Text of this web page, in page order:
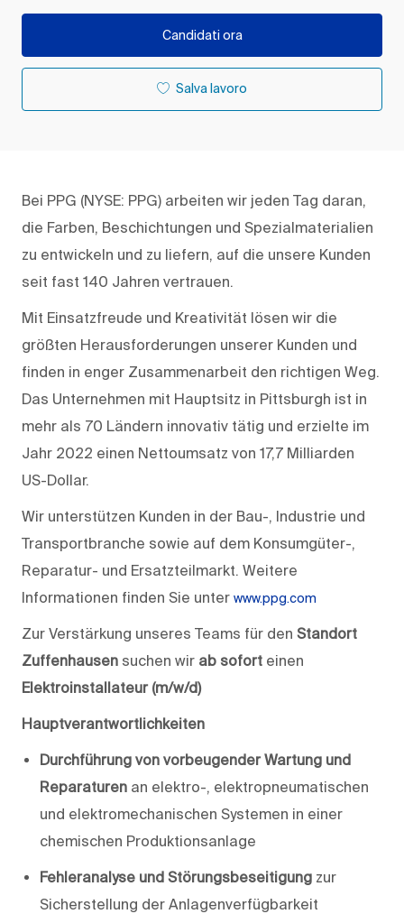
Candidati ora
Salva lavoro
Bei PPG (NYSE: PPG) arbeiten wir jeden Tag daran,
die Farben, Beschichtungen und Spezialmaterialien
zu entwickeln und zu liefern, auf die unsere Kunden
seit fast 140 Jahren vertrauen.
Mit Einsatzfreude und Kreativität lösen wir die
größten Herausforderungen unserer Kunden und
finden in enger Zusammenarbeit den richtigen Weg.
Das Unternehmen mit Hauptsitz in Pittsburgh ist in
mehr als 70 Ländern innovativ tätig und erzielte im
Jahr 2022 einen Nettoumsatz von 17,7 Milliarden
US-Dollar.
Wir unterstützen Kunden in der Bau-, Industrie und
Transportbranche sowie auf dem Konsumgüter-,
Reparatur- und Ersatzteilmarkt. Weitere
Informationen finden Sie unter www.ppg.com
Zur Verstärkung unseres Teams für den Standort
Zuffenhausen suchen wir ab sofort einen
Elektroinstallateur(m/w/d)
Hauptverantwortlichkeiten
Durchführung von vorbeugender Wartung und
Reparaturen an elektro-, elektro­pneumatischen
und elektromechanischen Systemen in einer
chemischen Produktionsanlage
Fehleranalyse und Störungsbeseitigung zur
Sicherstellung der Anlagenverfügbarkeit